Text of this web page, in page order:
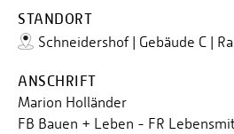
STANDORT
Schneidershof | Gebäude C |
ANSCHRIFT
Marion Holländer
FB Bauen + Leben - FR